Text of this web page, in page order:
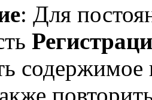
: Для